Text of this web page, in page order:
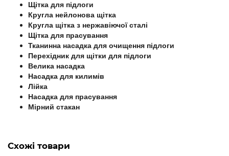
Щітка для підлоги
Кругла нейлонова щітка
Кругла щітка з нержавіючої сталі
Щітка для прасування
Тканинна насадка для очищення підлоги
Перехідник для щітки для підлоги
Велика насадка
Насадка для килимів
Лійка
Насадка для прасування
Мірний стакан
Схожі товари